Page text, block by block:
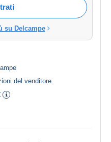
su Delcampe
del venditore